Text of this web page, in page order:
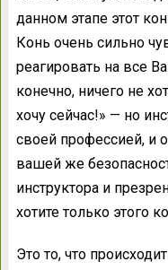
данном этапе этот
Конь очень сильно
реагировать на все
конечно, ничего не
хочу сейчас!» — но
своей профессией, и
вашей же
инструктора и
хотите только этого
Это то, что